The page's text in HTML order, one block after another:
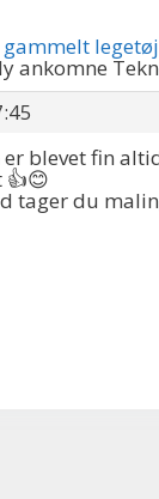
legetøj
ankomne
er blevet fin
tager du